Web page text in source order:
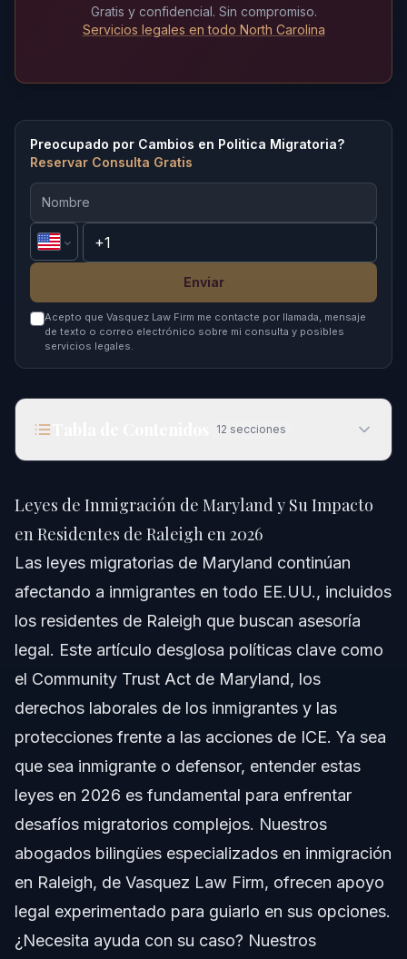
Gratis y confidencial. Sin compromiso.
Servicios legales en todo North Carolina
Preocupado por Cambios en Politica Migratoria?
Reservar Consulta Gratis
Enviar
Acepto que Vasquez Law Firm me contacte por llamada, mensaje
de texto o correo electrónico sobre mi consulta y posibles
servicios legales.
12 secciones
Respuesta Rápida
Comprendiendo las Leyes de Inmigración de
Maryland
Derechos Laborales y de Licencias para
Community Trust Act y ICE en Maryland
Paso a Paso: Qué Deben Hacer los Residentes de
Raleigh
Errores Comunes y Cómo Evitarlos
Cuándo Contactar a un Abogado de Inmigración
Sobre Vasquez Law Firm
Confianza y Experiencia de Nuestros Abogados
Leyes de Inmigración de Maryland y Su Impacto
en Residentes de Raleigh en 2026
Las leyes migratorias de Maryland continúan
afectando a inmigrantes en todo EE.UU., incluidos
los residentes de Raleigh que buscan asesoría
legal. Este artículo desglosa políticas clave como
el Community Trust Act de Maryland, los
derechos laborales de los inmigrantes y las
protecciones frente a las acciones de ICE. Ya sea
que sea inmigrante o defensor, entender estas
leyes en 2026 es fundamental para enfrentar
desafíos migratorios complejos. Nuestros
abogados bilingües especializados en inmigración
en Raleigh, de Vasquez Law Firm, ofrecen apoyo
legal experimentado para guiarlo en sus opciones.
¿Necesita ayuda con su caso? Nuestros